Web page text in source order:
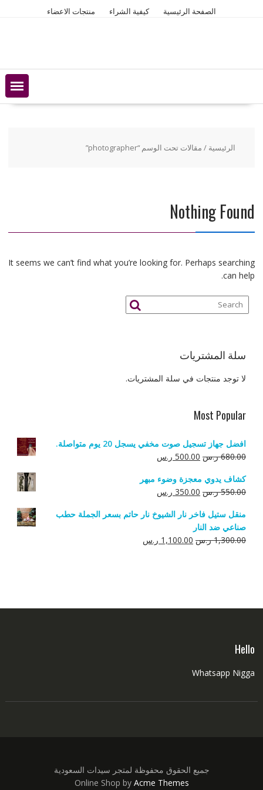
الصفحة الرئيسية كيفية الشراء منتجات الاعضاء
الرئيسية / مقالات تحت الوسم “photographer”
Nothing Found
It seems we can’t find what you’re looking for. Perhaps searching
can help.
سلة المشتريات
لا توجد منتجات في سلة المشتريات.
Most Popular
افضل جهاز تسجيل صوت مخفي يسجل 20 يوم متواصلة.
680.00 ر.س السعر
هو:
680.00 ر.س.
500.00 ر.سالسعر
هو:
500.00 ر.س.
كشاف يدوي معجزة وضوء مبهر
550.00 ر.س السعر
هو:
550.00 ر.س.
350.00 ر.سالسعر
هو:
منقل ستيل فاخر نار الشيوخ نار حاتم بسعر الجملة حطب
صناعي ضد النار
1,300.00 ر.س السعر
1,100.00 ر.سالسعر
Hello
Whatsapp Nigga
جميع الحقوق محفوظة لمتجر سيدات السعودية
Online Shop by Acme Themes